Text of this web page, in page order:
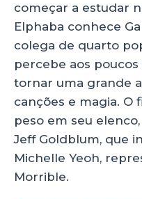
começar a estudar
Elphaba conhece
colega de quarto
percebe aos
tornar uma grande
canções e magia. O
peso em seu
Jeff Goldblum, que
Michelle Yeoh,
Morrible.